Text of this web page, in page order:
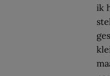
ik